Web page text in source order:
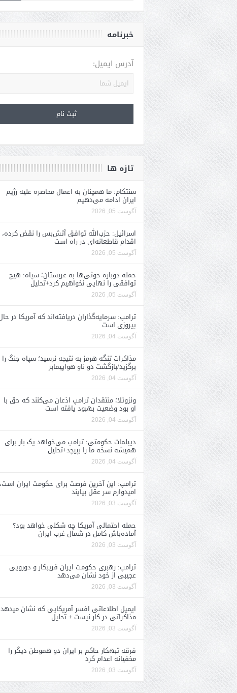
خبرنامه
آدرس ایمیل:
تازه ها
سنتکام: ما همچنان به اعمال محاصره علیه رژیم
ایران ادامه می‌دهیم
آگوست 05, 2026
اسرائیل: حزب‌الله توافق آتش‌بس را نقض کرده،
اقدام قاطعانه‌ای در راه است
آگوست 05, 2026
حمله دوباره حوثی‌ها به عربستان؛ سپاه: هیچ
توافقی را نهایی نخواهیم کرد+تحلیل
آگوست 05, 2026
ترامپ: سرمایه‌گذاران دریافته‌اند که آمریکا در
پیروزی است
آگوست 04, 2026
مذاکرات تنگه هرمز به نتیجه نرسید؛ سپاه جنگ را
برگزید/بازگشت دو ناو هواپیمابر
آگوست 04, 2026
ونزوئلا؛ منتقدان ترامپ اذعان می‌کنند که حق با
او بود وضعیت بهبود یافته است
آگوست 04, 2026
دیپلمات حکومتی: ترامپ می‌خواهد یک بار برای
همیشه نسخه ما را بپیچد+تحلیل
آگوست 04, 2026
ترامپ: این آخرین فرصت برای حکومت ایران است،
امیدوارم سر عقل بیایند
آگوست 03, 2026
حمله احتمالی آمریکا چه شکلی خواهد بود؟
آماده‌باش کامل در شمال غرب ایران
آگوست 03, 2026
ترامپ: رهبری حکومت ایران فریبکار و دورویی
عجیبی از خود نشان می‌دهد
آگوست 03, 2026
ایمیل اطلاعاتی افسر آمریکایی که نشان میدهد
مذاکراتی در کار نیست + تحلیل
آگوست 03, 2026
فرقه تبهکار حاکم بر ایران دو هموطن دیگر را
مخفیانه اعدام کرد
آگوست 03, 2026